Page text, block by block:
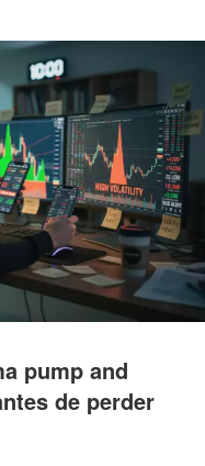
pump and
de perder